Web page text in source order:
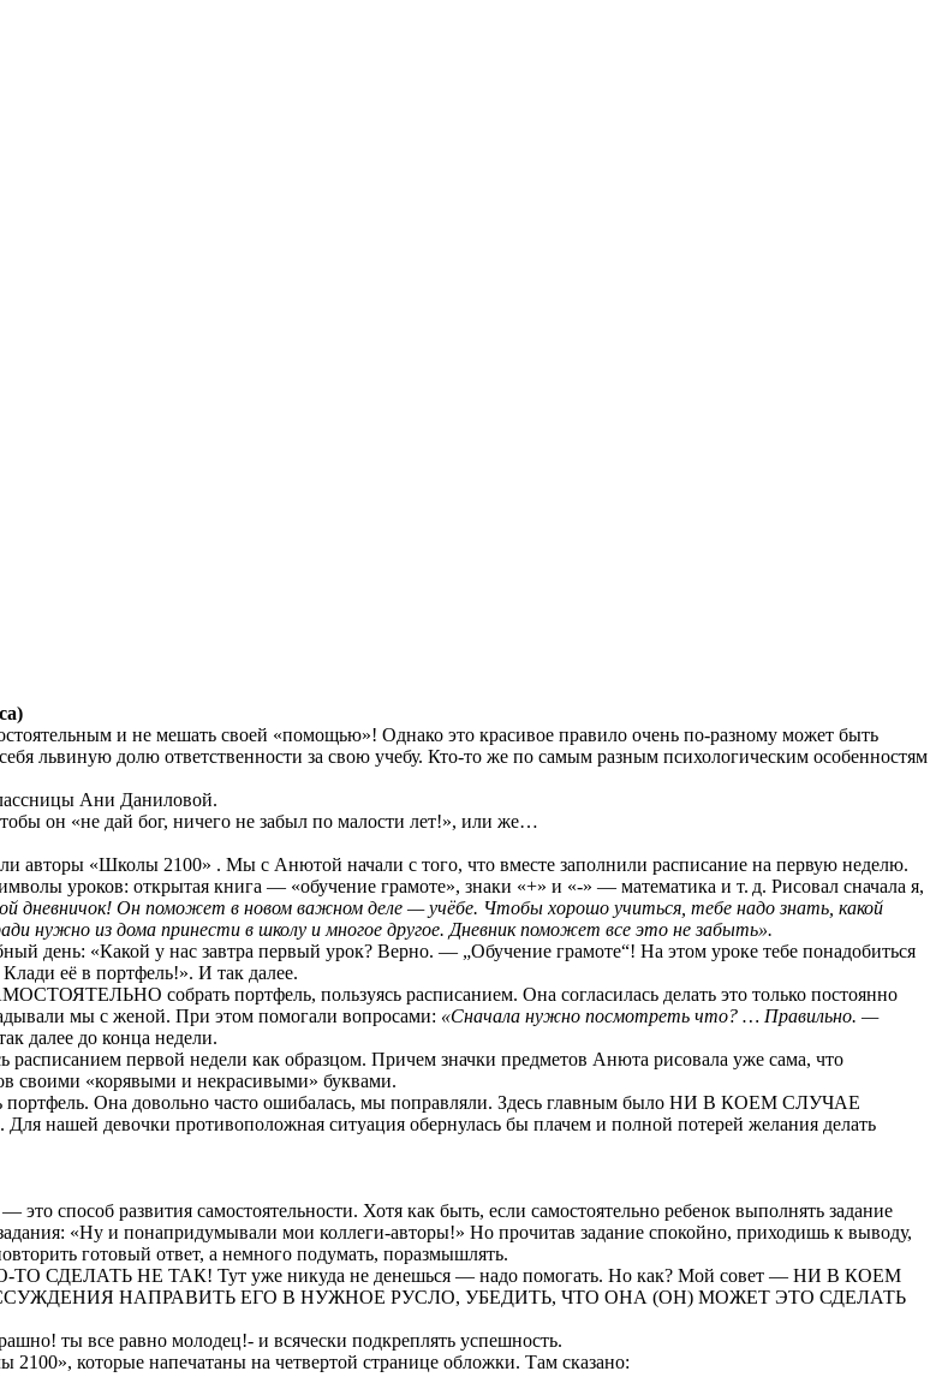
и не мешать своей «помощью»! Однако это красивое правило очень по-разному может быть
львиную долю ответственности за свою учебу. Кто-то же по самым разным психологическим особенностям
Ани Даниловой.
он «не дай бог, ничего не забыл по малости лет!», или же…
авторы «Школы 2100» . Мы с Анютой начали с того, что вместе заполнили расписание на первую неделю.
уроков: открытая книга — «обучение грамоте», знаки «+» и «-» — математика и т. д. Рисовал сначала я,
дневничок! Он поможет в новом важном деле — учёбе. Чтобы хорошо учиться, тебе надо знать, какой
нужно из дома принести в школу и многое другое. Дневник поможет все это не забыть».
день: «Какой у нас завтра первый урок? Верно. — „Обучение грамоте“! На этом уроке тебе понадобиться
её в портфель!». И так далее.
собрать портфель, пользуясь расписанием. Она согласилась делать это только постоянно
мы с женой. При этом помогали вопросами: «Сначала нужно посмотреть что? … Правильно. —
далее до конца недели.
первой недели как образцом. Причем значки предметов Анюта рисовала уже сама, что
своими «корявыми и некрасивыми» буквами.
Она довольно часто ошибалась, мы поправляли. Здесь главным было НИ В КОЕМ СЛУЧАЕ
противоположная ситуация обернулась бы плачем и полной потерей желания делать
способ развития самостоятельности. Хотя как быть, если самостоятельно ребенок выполнять задание
«Ну и понапридумывали мои коллеги-авторы!» Но прочитав задание спокойно, приходишь к выводу,
готовый ответ, а немного подумать, поразмышлять.
ТО СДЕЛАТЬ НЕ ТАК! Тут уже никуда не денешься — надо помогать. Но как? Мой совет — НИ В КОЕМ
НАПРАВИТЬ ЕГО В НУЖНОЕ РУСЛО, УБЕДИТЬ, ЧТО ОНА (ОН) МОЖЕТ ЭТО СДЕЛАТЬ
ты все равно молодец!- и всячески подкреплять успешность.
которые напечатаны на четвертой странице обложки. Там сказано: